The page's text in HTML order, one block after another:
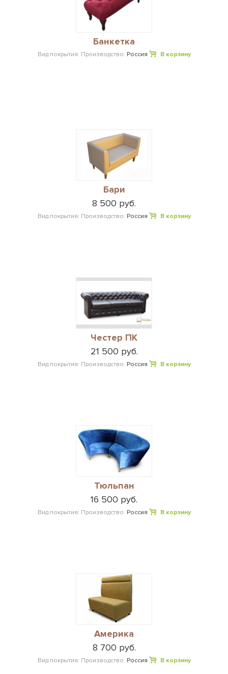
Банкетка
Вид покрытия: Производство: Россия В корзину
Бари
8 500 руб.
Вид покрытия: Производство: Россия В корзину
Честер ПК
21 500 руб.
Вид покрытия: Производство: Россия В корзину
Тюльпан
16 500 руб.
Вид покрытия: Производство: Россия В корзину
Америка
8 700 руб.
Вид покрытия: Производство: Россия В корзину